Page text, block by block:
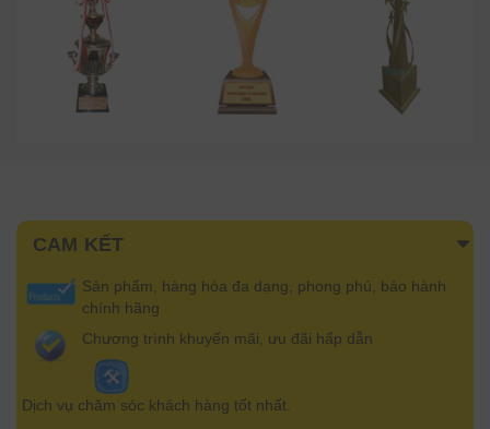
CAM KẾT
Sản phẩm, hàng hóa đa dạng, phong phú, bảo hành
chính hãng
Chương trình khuyến mãi, ưu đãi hấp dẫn
Dịch vụ chăm sóc khách hàng tốt nhất.